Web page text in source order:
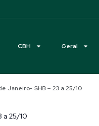
CBH Geral
Janeiro- SHB – 23 a 25/10
a 25/10